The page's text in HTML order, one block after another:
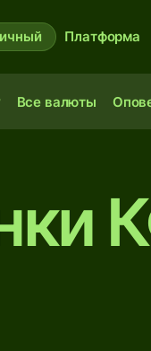
Платформа
Все валюты